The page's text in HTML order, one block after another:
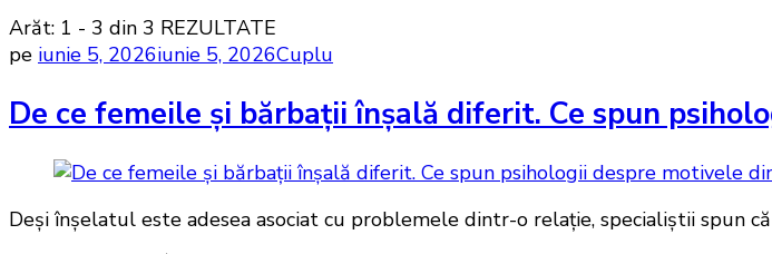
Arăt: 1 - 3 din 3 REZULTATE
pe iunie 5, 2026iunie 5, 2026Cuplu
De ce femeile și bărbații înșală diferit. Ce spun
Deși înșelatul este adesea asociat cu problemele dintr-o relație, specialiștii spun